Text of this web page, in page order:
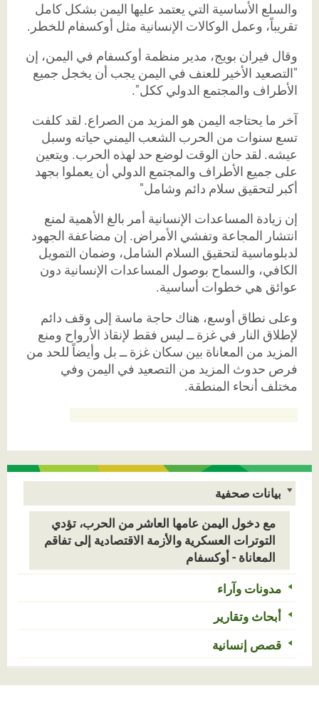
والسلع الأساسية التي يعتمد عليها اليمن بشكل كامل
تقريباً، وعمل الوكالات الإنسانية مثل أوكسفام للخطر .
وقال فيران بويج، مدير منظمة أوكسفام في اليمن، إن
"التصعيد الأخير للعنف في اليمن يجب أن يخجل جميع
الأطراف والمجتمع الدولي ككل".
آخر ما يحتاجه اليمن هو المزيد من الصراع. لقد كلفت
تسع سنوات من الحرب الشعب اليمني حياته وسبل
عيشه. لقد حان الوقت لوضع حد لهذه الحرب. ويتعين
على جميع الأطراف والمجتمع الدولي أن يعملوا بجهد
أكبر لتحقيق سلام دائم وشامل"
إن زيادة المساعدات الإنسانية أمر بالغ الأهمية لمنع
انتشار المجاعة وتفشي الأمراض. إن مضاعفة الجهود
لدبلوماسية لتحقيق السلام الشامل، وضمان التمويل
الكافي، والسماح بوصول المساعدات الإنسانية دون
عوائق هي خطوات أساسية.
وعلى نطاق أوسع، هناك حاجة ماسة إلى وقف دائم
لإطلاق النار في غزة ــ ليس فقط لإنقاذ الأرواح ومنع
المزيد من المعاناة بين سكان غزة ــ بل وأيضاً للحد من
فرص حدوث المزيد من التصعيد في اليمن وفي
مختلف أنحاء المنطقة.
بيانات صحفية
مع دخول اليمن عامها العاشر من الحرب، تؤدي
التوترات العسكرية والأزمة الاقتصادية إلى تفاقم
المعاناة - أوكسفام
مدونات وآراء
أبحاث وتقارير
قصص إنسانية